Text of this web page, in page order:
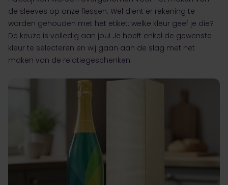
de sleeves op onze flessen. Wel dient er rekening te
worden gehouden met het etiket: welke kleur geef je die?
De keuze is volledig aan jou! Je hoeft enkel de gewenste
kleur te selecteren en wij gaan aan de slag met het
maken van de relatiegeschenken.